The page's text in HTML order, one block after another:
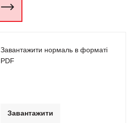
Завантажити нормаль в форматі
PDF
Завантажити